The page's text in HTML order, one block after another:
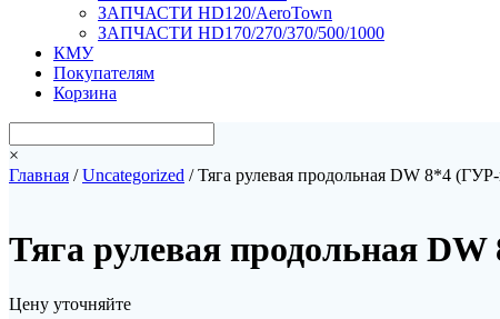
ЗАПЧАСТИ HD120/AeroTown
ЗАПЧАСТИ HD170/270/370/500/1000
КМУ
Покупателям
Корзина
×
Главная /Uncategorized / Тяга рулевая продольная DW 8*4
Тяга рулевая продольная
Цену уточняйте